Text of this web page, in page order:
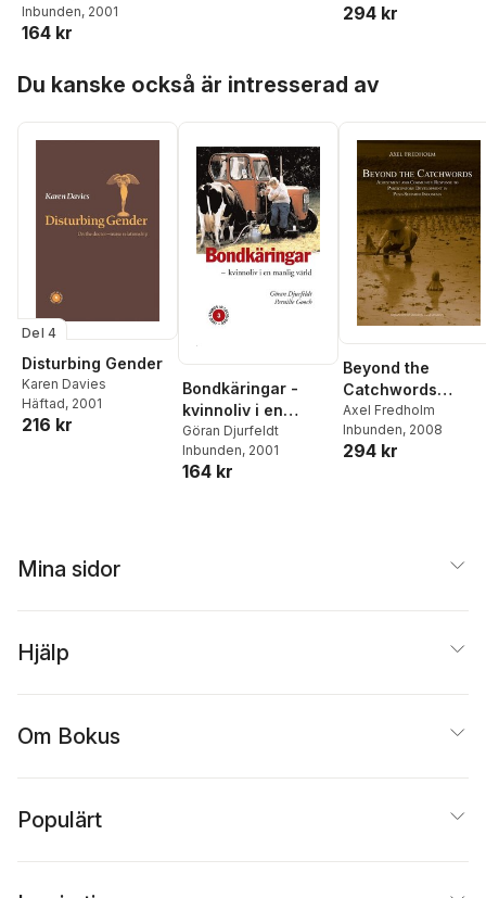
Inbunden, 2001
164 kr
Response to
Post-Suharto
294 kr
Du kanske också är intresserad av
Del 4
Disturbing Gender
Karen Davies
Häftad, 2001
216 kr
Bondkäringar -
kvinnoliv i en
manlig värld
Göran Djurfeldt
Inbunden, 2001
164 kr
Beyond the
Catchwords
Adjustment and
Community
Response to
Axel Fredholm
Inbunden, 2008
294 kr
Mina sidor
Hjälp
Om Bokus
Populärt